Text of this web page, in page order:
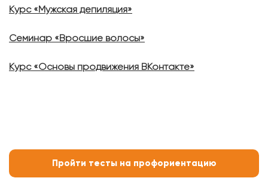
Курс «Мужская депиляция»
Семинар «Вросшие волосы»
Курс «Основы продвижения ВКонтакте»
Пройти тесты на профориентацию